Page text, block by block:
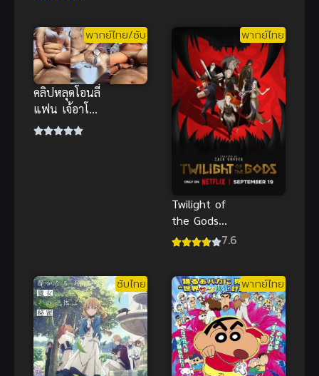
ไทย
พากย์ไทย/ซับ
คลิปหลุดโอนลี่
แฟน เจ้อาโฮลิ
สายฝอ รุ่นแม่
พากย์ไทย
Twilight of
the Gods
ปัจฉิมบทแห่ง
ซับไทย
7.6
ซับไทย พากย์ไทย